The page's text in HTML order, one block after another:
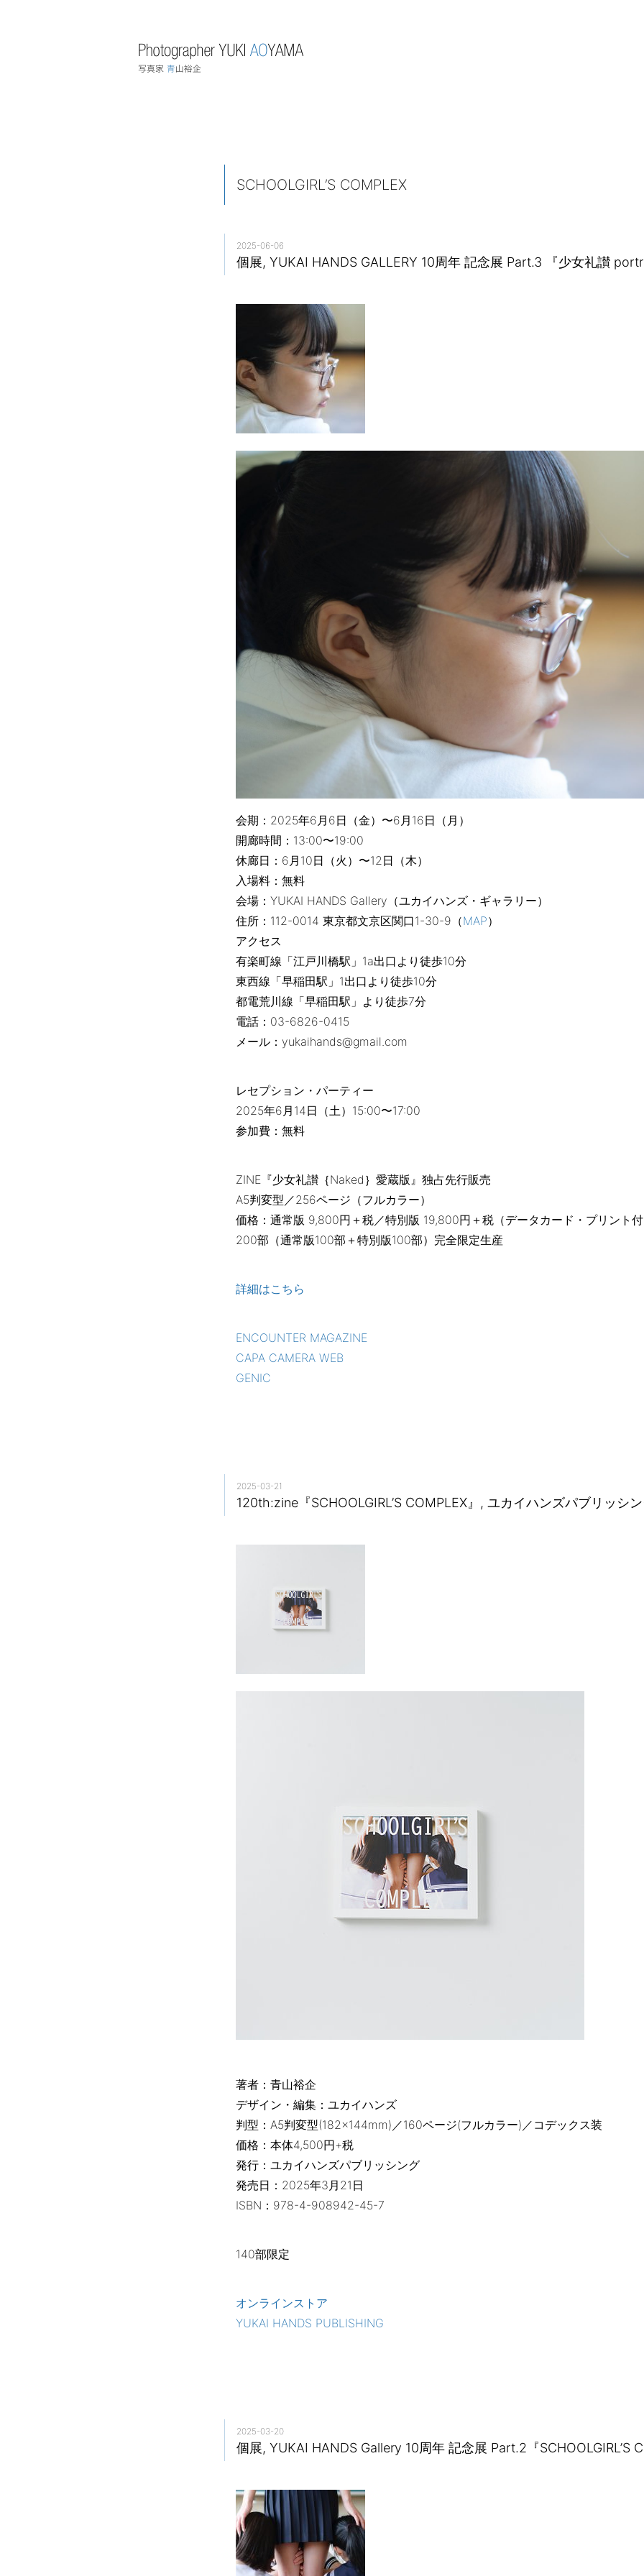
SCHOOLGIRL’S COMPLEX
2025-06-06
個展, YUKAI HANDS GALLERY 10周年 記念展 Part.3 『少女礼讃
会期：2025年6月6日（金）〜6月16日（月）
開廊時間：13:00〜19:00
休廊日：6月10日（火）〜12日（木）
入場料：無料
会場：YUKAI HANDS Gallery（ユカイハンズ・ギャラリー）
住所：112-0014 東京都文京区関口1-30-9（MAP）
アクセス
有楽町線「江戸川橋駅」1a出口より徒歩10分
東西線「早稲田駅」1出口より徒歩10分
都電荒川線「早稲田駅」より徒歩7分
電話：03-6826-0415
メール：yukaihands@gmail.com
レセプション・パーティー
2025年6月14日（土）15:00〜17:00
参加費：無料
​ZINE『少女礼讃｛Naked｝愛蔵版』独占先行販売
A5判変型／256ページ（フルカラー）
価格：通常版 9,800円＋税／特別版 19,800円＋税（データカード・プリント
200部（通常版100部＋特別版100部）完全限定生産
詳細はこちら
ENCOUNTER MAGAZINE
CAPA CAMERA WEB
GENIC
2025-03-21
120th:zine『SCHOOLGIRL’S COMPLEX』, ユカイハンズパブリッシ
著者：青山裕企
デザイン・編集：ユカイハンズ
判型：A5判変型(182×144mm)／160ページ(フルカラー)／コデックス装
価格：本体4,500円+税
発行：ユカイハンズパブリッシング
発売日：2025年3月21日
ISBN：978-4-908942-45-7
140部限定
オンラインストア
YUKAI HANDS PUBLISHING
2025-03-20
個展, YUKAI HANDS Gallery 10周年 記念展 Part.2『SCHOOLGIRL’S